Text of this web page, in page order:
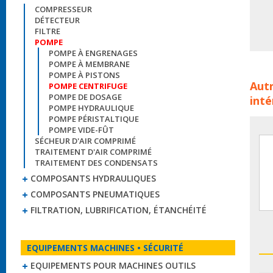
COMPRESSEUR
DÉTECTEUR
FILTRE
POMPE
POMPE À ENGRENAGES
POMPE À MEMBRANE
POMPE À PISTONS
POMPE CENTRIFUGE
POMPE DE DOSAGE
POMPE HYDRAULIQUE
POMPE PÉRISTALTIQUE
POMPE VIDE-FÛT
SÉCHEUR D'AIR COMPRIMÉ
TRAITEMENT D'AIR COMPRIMÉ
TRAITEMENT DES CONDENSATS
COMPOSANTS HYDRAULIQUES
COMPOSANTS PNEUMATIQUES
FILTRATION, LUBRIFICATION, ÉTANCHÉITÉ
EQUIPEMENTS MACHINES • SÉCURITÉ
EQUIPEMENTS POUR MACHINES OUTILS